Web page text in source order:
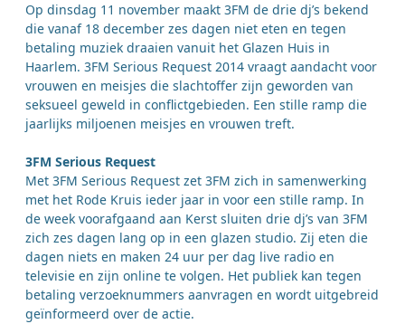
Op dinsdag 11 november maakt 3FM de drie dj’s bekend
die vanaf 18 december zes dagen niet eten en tegen
betaling muziek draaien vanuit het Glazen Huis in
Haarlem. 3FM Serious Request 2014 vraagt aandacht voor
vrouwen en meisjes die slachtoffer zijn geworden van
seksueel geweld in conflictgebieden. Een stille ramp die
jaarlijks miljoenen meisjes en vrouwen treft.
3FM Serious Request
Met 3FM Serious Request zet 3FM zich in samenwerking
met het Rode Kruis ieder jaar in voor een stille ramp. In
de week voorafgaand aan Kerst sluiten drie dj’s van 3FM
zich zes dagen lang op in een glazen studio. Zij eten die
dagen niets en maken 24 uur per dag live radio en
televisie en zijn online te volgen. Het publiek kan tegen
betaling verzoeknummers aanvragen en wordt uitgebreid
geïnformeerd over de actie.